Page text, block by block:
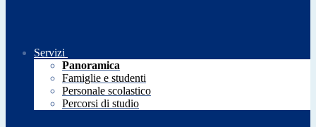
Servizi
Panoramica
Famiglie e studenti
Personale scolastico
Percorsi di studio